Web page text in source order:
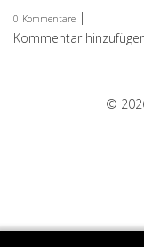
0 Kommentare |
Kommentar
©